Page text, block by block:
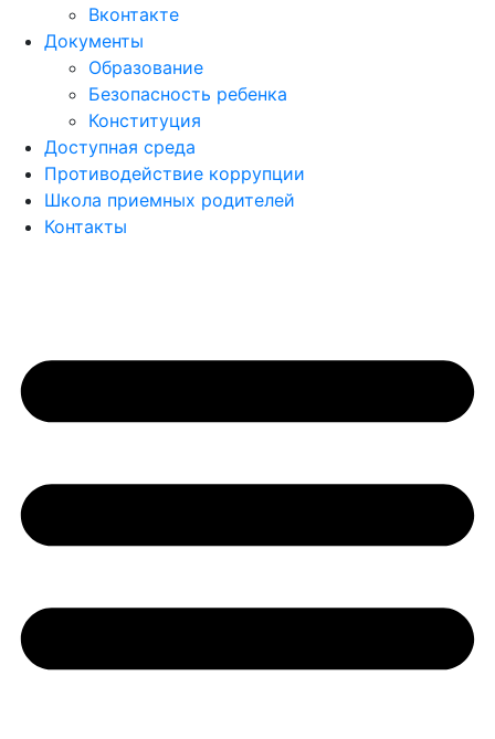
Вконтакте
Документы
Образование
Безопасность ребенка
Конституция
Доступная среда
Противодействие коррупции
Школа приемных родителей
Контакты